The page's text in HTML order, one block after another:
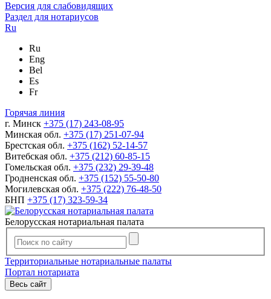
Версия для слабовидящих
Раздел для нотариусов
Ru
Ru
Eng
Bel
Es
Fr
Горячая линия
г. Минск +375 (17) 243-08-95
Минская обл. +375 (17) 251-07-94
Брестская обл. +375 (162) 52-14-57
Витебская обл. +375 (212) 60-85-15
Гомельская обл. +375 (232) 29-39-48
Гродненская обл. +375 (152) 55-50-80
Могилевская обл. +375 (222) 76-48-50
БНП +375 (17) 323-59-34
Белорусская нотариальная палата
Территориальные нотариальные палаты
Портал нотариата
Весь сайт